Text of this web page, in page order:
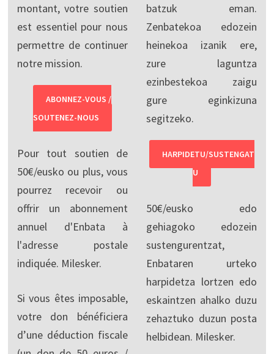
montant, votre soutien
est essentiel pour nous
permettre de continuer
notre mission.
ABONNEZ-VOUS /
SOUTENEZ-NOUS
Pour tout soutien de
50€/eusko ou plus, vous
pourrez recevoir ou
offrir un abonnement
annuel d'Enbata à
l'adresse postale
indiquée. Milesker.
Si vous êtes imposable,
votre don bénéficiera
d’une déduction fiscale
batzuk eman.
Zenbatekoa edozein
heinekoa izanik ere,
zure laguntza
ezinbestekoa zaigu
gure eginkizuna
segitzeko.
HARPIDETU/SUSTENGAT
U
50€/eusko edo
gehiagoko edozein
sustengurentzat,
Enbataren urteko
harpidetza lortzen edo
eskaintzen ahalko duzu
zehaztuko duzun posta
helbidean. Milesker.